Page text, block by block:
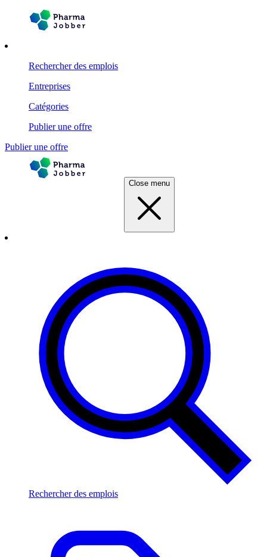
Rechercher des emplois
Entreprises
Catégories
Publier une offre
Publier une offre
Close menu
Rechercher des emplois